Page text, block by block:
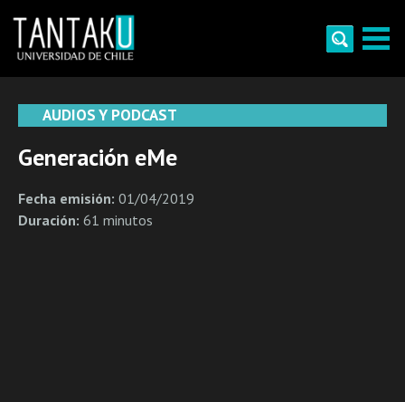
content
AUDIOS Y PODCAST
Generación eMe
Fecha emisión: 01/04/2019
Duración: 61 minutos